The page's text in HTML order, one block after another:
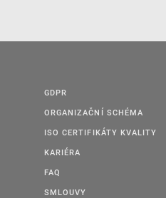
GDPR
ORGANIZAČNÍ SCHÉMA
ISO CERTIFIKÁTY KVALITY
KARIÉRA
FAQ
SMLOUVY